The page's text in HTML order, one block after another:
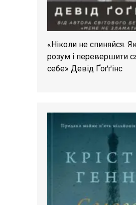
«Ніколи не спиняйся.
розум і перевершити
себе» Девід Ґоґґінс